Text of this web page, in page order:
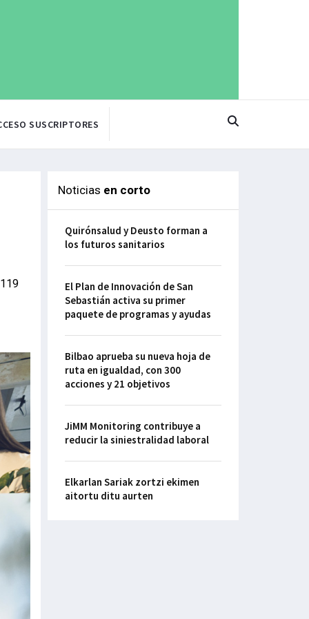
SUSCRIPTORES
Noticias en corto
Quirónsalud y Deusto forman a
los futuros sanitarios
El Plan de Innovación de San
Sebastián activa su primer
paquete de programas y ayudas
Bilbao aprueba su nueva hoja de
ruta en igualdad, con 300
acciones y 21 objetivos
JiMM Monitoring contribuye a
reducir la siniestralidad laboral
Elkarlan Sariak zortzi ekimen
aitortu ditu aurten